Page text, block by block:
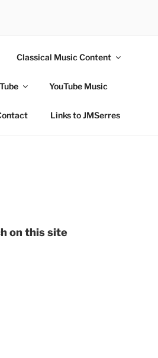
Classical Music Content
YouTube Music
Links to JMSerres
on this site